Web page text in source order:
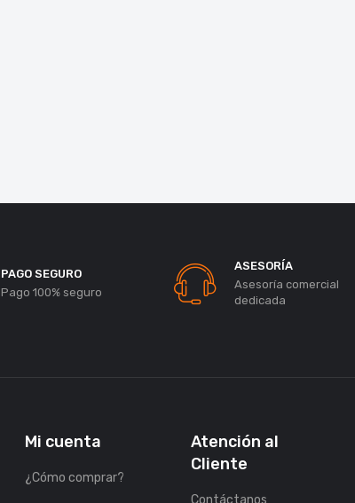
PAGO SEGURO
Pago 100% seguro
ASESORÍA
Asesoría comercial
dedicada
Mi cuenta
¿Cómo comprar?
Atención al
Cliente
Contáctanos